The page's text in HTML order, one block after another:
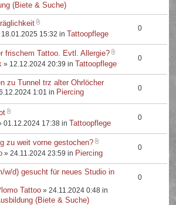
(Biete & Suche)
18.01.2025 15:32 in Tattoopflege
0
frischem Tattoo. Evtl. Allergie?
» 12.12.2024 20:39 in Tattoopflege
0
zu Tunnel trz alter Ohrlöcher
1:01 in Piercing 0
01.12.2024 17:38 in Tattoopflege
0
zu weit vorne gestochen?
» 24.11.2024 23:59 in Piercing
0
w/d) gesucht für neues Studio in
Tattoo » 24.11.2024 0:48 in
(Biete & Suche)
0